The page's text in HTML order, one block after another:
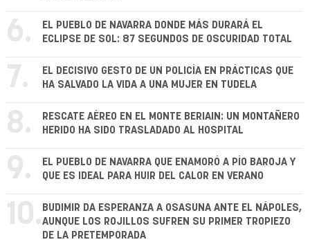
6.
EL PUEBLO DE NAVARRA DONDE MÁS DURARÁ EL
ECLIPSE DE SOL: 87 SEGUNDOS DE OSCURIDAD TOTAL
7.
EL DECISIVO GESTO DE UN POLICÍA EN PRÁCTICAS QUE
HA SALVADO LA VIDA A UNA MUJER EN TUDELA
8.
RESCATE AÉREO EN EL MONTE BERIAIN: UN MONTAÑERO
HERIDO HA SIDO TRASLADADO AL HOSPITAL
9.
EL PUEBLO DE NAVARRA QUE ENAMORÓ A PÍO BAROJA Y
QUE ES IDEAL PARA HUIR DEL CALOR EN VERANO
10. BUDIMIR DA ESPERANZA A OSASUNA ANTE EL NÁPOLES,
AUNQUE LOS ROJILLOS SUFREN SU PRIMER TROPIEZO
DE LA PRETEMPORADA